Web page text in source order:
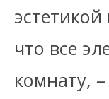
что все
комнату,